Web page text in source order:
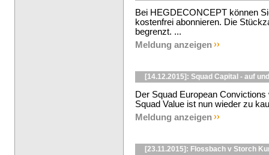
Bei HEGDECONCEPT können
kostenfrei abonnieren. Die
begrenzt. ...
Meldung anzeigen
[14.12.2015]: Squad Capital - auf
Der Squad European
Squad Value ist nun wieder zu
Meldung anzeigen
[23.11.2015]: Flossbach v Storch